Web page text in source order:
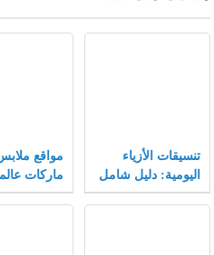
تنسيقات الأزياء
اليومية: دليل شامل
يجمع بين الراحة
مواقع
ماركات عالمية